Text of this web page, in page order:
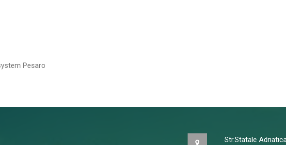
Pesaro
Str.Statale